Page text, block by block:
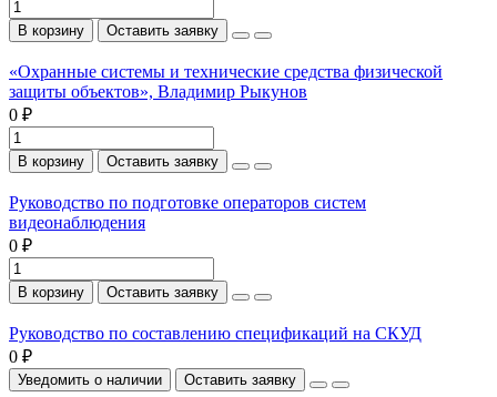
В корзину Оставить заявку
«Охранные системы и технические средства физической
защиты объектов», Владимир Рыкунов
0 ₽
В корзину Оставить заявку
Руководство по подготовке операторов систем
видеонаблюдения
0 ₽
В корзину Оставить заявку
Руководство по составлению спецификаций на СКУД
0 ₽
Уведомить о наличии Оставить заявку